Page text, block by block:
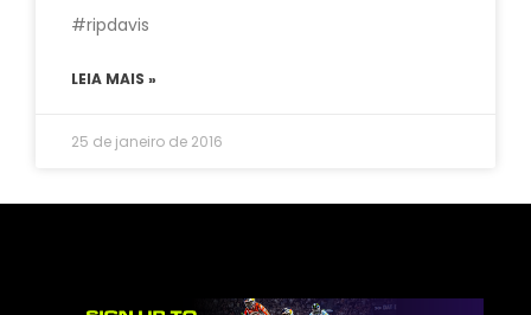
#ripdavis
LEIA MAIS »
25 de janeiro de 2016